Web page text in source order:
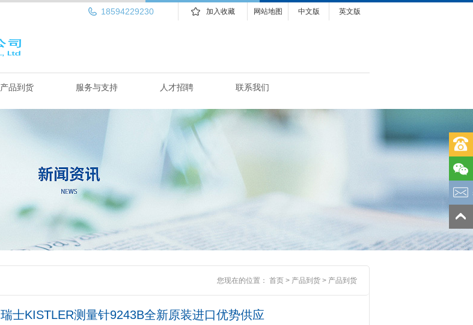
英文版
中文版
网站地图
加入收藏
18594229230
产品到货 服务与支持 人才招聘 联系我们
您现在的位置： 首页 > 产品到货 > 产品到货
瑞士KISTLER测量针9243B全新原装进口优势供应